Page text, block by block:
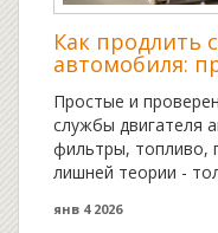
Как продлить
автомобиля:
которые
Простые и
службы двигателя
фильтры, топливо,
лишней теории -
янв 4 2026